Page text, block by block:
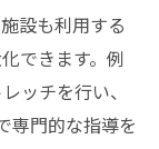
設も利用する
できます。例
ッチを行い、
専門的な指導を